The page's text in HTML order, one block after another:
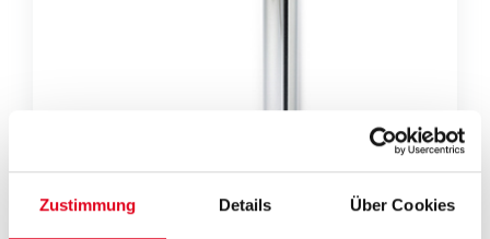
Zustimmung Details Über Cookies